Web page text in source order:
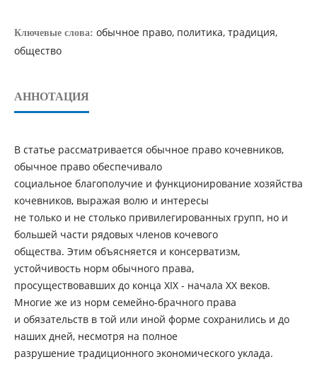
Ключевые слова: обычное право, политика, традиция,
общество
АННОТАЦИЯ
В статье рассматривается обычное право кочевников,
обычное право обеспечивало
социальное благополучие и функционирование хозяйства
кочевников, выражая волю и интересы
не только и не столько привилегированных групп, но и
большей части рядовых членов кочевого
общества. Этим объясняется и консерватизм,
устойчивость норм обычного права,
просуществовавших до конца XIX - начала XX веков.
Многие же из норм семейно-брачного права
и обязательств в той или иной форме сохранились и до
наших дней, несмотря на полное
разрушение традиционного экономического уклада.